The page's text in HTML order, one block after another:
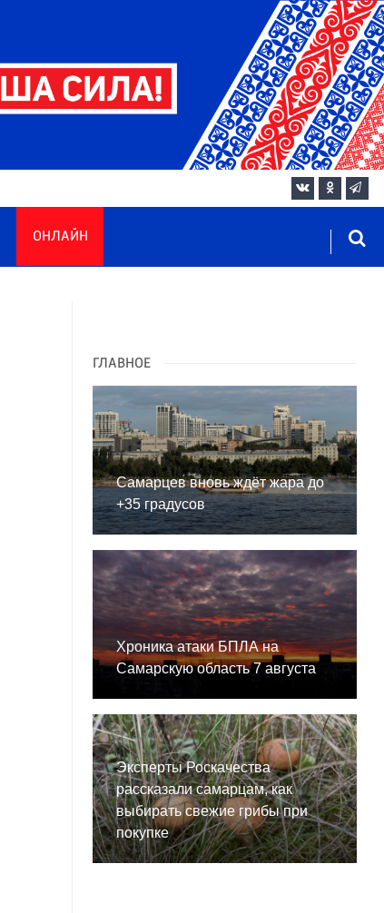
ОНЛАЙН
ГЛАВНОЕ
Самарцев вновь ждёт жара до
+35 градусов
Хроника атаки БПЛА на
Самарскую область 7 августа
Эксперты Роскачества
рассказали самарцам, как
выбирать свежие грибы при
покупке